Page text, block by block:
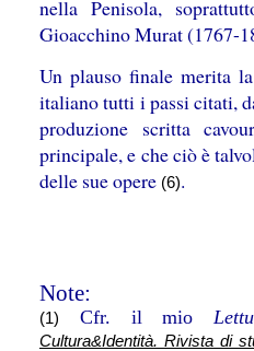
nella Penisola,
Gioacchino Murat (1767-
Un plauso finale merita
italiano tutti i passi citati,
produzione scritta
principale, e che ciò è
delle sue opere (6).
Note:
(1) Cfr. il mio
Cultura&Identità. Rivista di